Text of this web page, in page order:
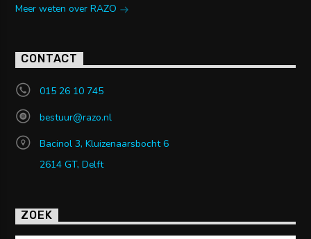
Meer weten over RAZO
CONTACT
015 26 10 745
bestuur@razo.nl
Bacinol 3, Kluizenaarsbocht 6
2614 GT, Delft
ZOEK